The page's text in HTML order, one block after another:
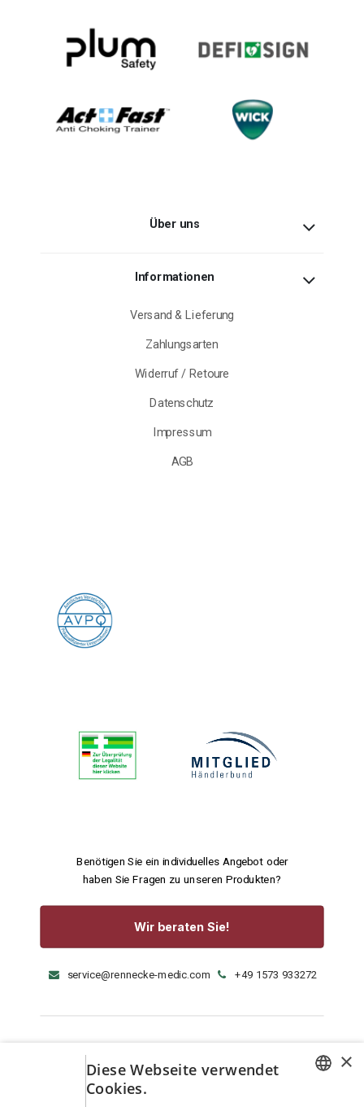
Über uns
Informationen
Versand & Lieferung
Zahlungsarten
Widerruf / Retoure
Datenschutz
Impressum
AGB
Benötigen Sie ein individuelles Angebot oder
haben Sie Fragen zu unseren Produkten?
Wir beraten Sie!
service@rennecke-medic.com +49 1573 933272
×
Diese Webseite verwendet
Cookies.